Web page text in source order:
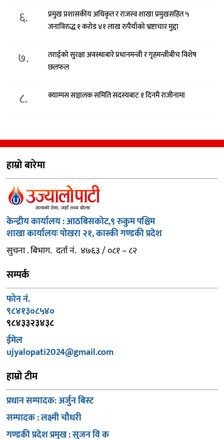
६.
प्रमुख प्रशासकीय अधिकृत र राजस्व शाखा प्रमुखसहित ५
जनाविरुद्ध १ करोड ४१ लाख रुपैयाँको भ्रष्टाचार मुद्दा
७.
तराईको सुरक्षा अवस्थाबारे प्रधानमन्त्री र गृहमन्त्रीबीच विशेष
छलफल
८. क्याम्पस सञ्चालक समिति सदस्यबाट १ दिनमै राजीनामा
हाम्रो बारेमा
केन्द्रीय कार्यालय : आठबिसकोट,९ रुकुम पश्चिम
शाखा कार्यालयः पोखरा २१, कास्की गण्डकी प्रदेश
सुचना . बिभाग. दर्ता नं. ४७६३ / ०८१ – ८२
सम्पर्क
फोन नं.
९८४१३०८५४०
९८४३३२३४३८
ईमेल
ujyalopati2024@gmail.com
हाम्रो टीम
प्रधान सम्पादक: अर्जुन बिस्ट
सम्पादक : लक्ष्मी चौधरी
गण्डकी प्रदेश प्रमुख : सुजन वि क